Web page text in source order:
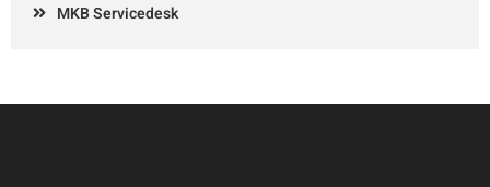
MKB Servicedesk